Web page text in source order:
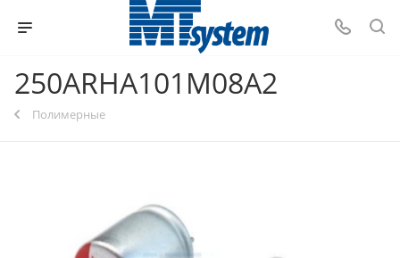
250ARHA101M08A2
Полимерные